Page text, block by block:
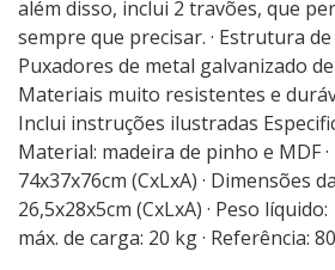
além disso, inclui 2 travões, que
sempre que precisar. · Estrutura de
Puxadores de metal galvanizado
Materiais muito resistentes e
Inclui instruções ilustradas
Material: madeira de pinho e MDF
74x37x76cm (CxLxA) · Dimensões
26,5x28x5cm (CxLxA) · Peso
máx. de carga: 20 kg · Referência: